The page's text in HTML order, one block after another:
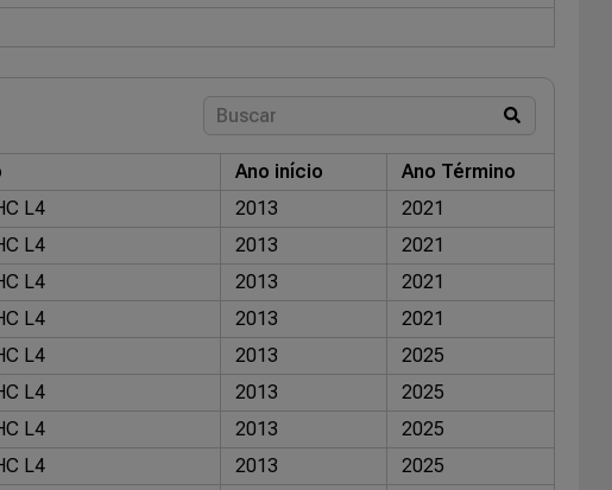
Ano início
Ano Término
L4 2013
2021
L4 2013
2021
L4 2013
2021
L4 2013
2021
L4 2013
2025
L4 2013
2025
L4 2013
2025
L4 2013
2025